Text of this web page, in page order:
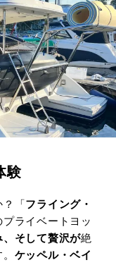
験
？「フライング・
ライベートヨッ
、そして贅沢が絶
ケッペル・ベイ